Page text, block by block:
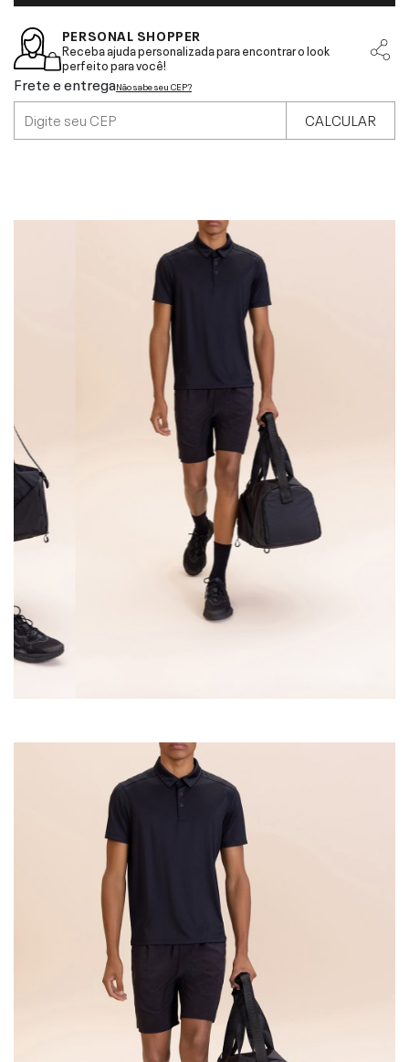
PERSONAL SHOPPER
Receba ajuda personalizada para encontrar o look
perfeito para você!
Frete e entregaNão sabe seu CEP?
CALCULAR